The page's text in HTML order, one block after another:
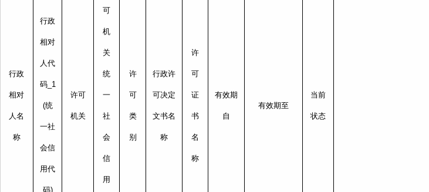
行政
相对
人名
称
行政
相对
人代
码_1
(统
一社
会信
用代
码)
许可
机关
可
机
关
统
一
社
会
信
用
许
可
类
别
行政许
可决定
文书名
称
许
可
证
书
名
称
有效期
自
有效期至
当前
状态